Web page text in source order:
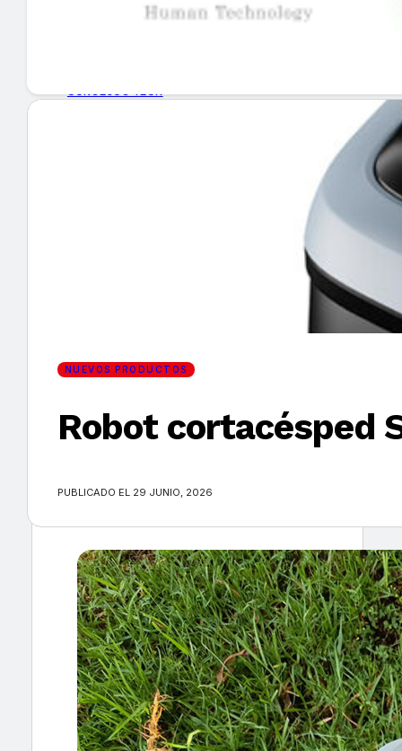
GUÍA DE COMPRA
Encuentra tu noticia
NUEVOS PRODUCTOS
Robot cortacésped
PUBLICADO EL 29 JUNIO, 2026